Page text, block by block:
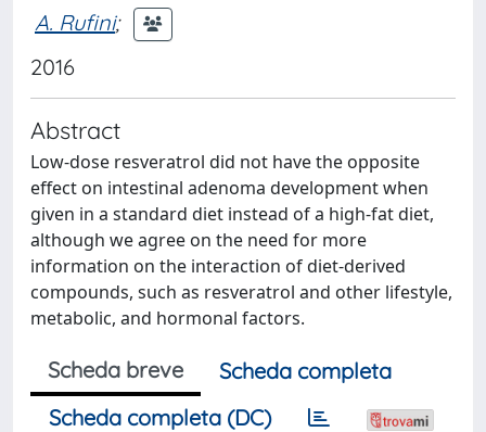
A. Rufini;
2016
Abstract
Low-dose resveratrol did not have the opposite
effect on intestinal adenoma development when
given in a standard diet instead of a high-fat diet,
although we agree on the need for more
information on the interaction of diet-derived
compounds, such as resveratrol and other lifestyle,
metabolic, and hormonal factors.
Scheda breve
Scheda completa
Scheda completa (DC)